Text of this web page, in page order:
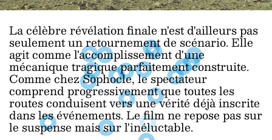
La célèbre révélation finale n'est d'ailleurs pas
seulement un retournement de scénario. Elle
agit comme l'accomplissement d'une
mécanique tragique parfaitement construite.
Comme chez Sophocle, le spectateur
comprend progressivement que toutes les
routes conduisent vers une vérité déjà inscrite
dans les événements. Le film ne repose pas sur
le suspense mais sur l'inéluctable.